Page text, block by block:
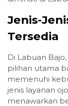
Jenis-
Tersedia
Di Labuan
pilihan utama
memenuhi
jenis layanan
menawarkan